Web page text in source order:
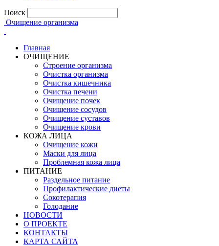
Поиск
Очищение организма
Главная
ОЧИЩЕНИЕ
Строение организма
Очистка организма
Очистка кишечника
Очистка печени
Очищение почек
Очищение сосудов
Очищение суставов
Очищение крови
КОЖА ЛИЦА
Очищение кожи
Маски для лица
Проблемная кожа лица
ПИТАНИЕ
Раздельное питание
Профилактические диеты
Сокотерапия
Голодание
НОВОСТИ
О ПРОЕКТЕ
КОНТАКТЫ
КАРТА САЙТА